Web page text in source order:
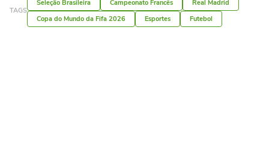
TAGS
Seleção Brasileira Campeonato Francês
Real Madrid
Copa do Mundo da Fifa 2026
Esportes Futebol